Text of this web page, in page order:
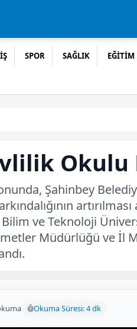
SPOR SAĞLIK EĞİTİM
Şahinbey
ve Teknoloji
Müdürlüğü ve İl
Okuma Süresi: 4 dk